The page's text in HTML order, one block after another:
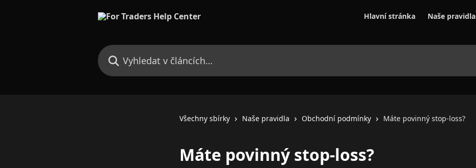
Hlavní stránka Naše pravidla
Vyhledat v článcích…
Všechny sbírky Naše pravidla Obchodní podmínky Máte povinný stop-loss?
Máte povinný stop-loss?